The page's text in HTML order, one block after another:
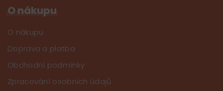
O nákupu
O nákupu
Doprava a platba
Obchodní podmínky
Zpracování osobních údajů